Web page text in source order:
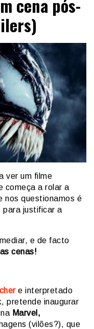
cena pós-
ver um filme
começa a rolar a
nos questionamos é
para justificar a
e de facto
cenas!
e interpretado
pretende inaugurar
Marvel,
(vilões?), que